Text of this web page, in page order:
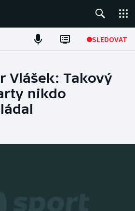
SLEDOVAT
Vlášek: Takový
nikdo